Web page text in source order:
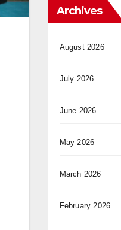
Archives
August 2026
July 2026
June 2026
May 2026
March 2026
February 2026